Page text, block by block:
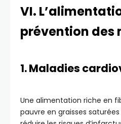
VI.
prévention des
1. Maladies
Une alimentation riche en
pauvre en graisses